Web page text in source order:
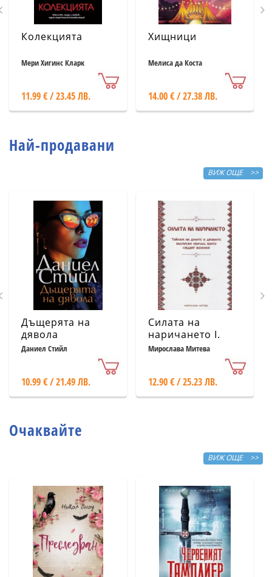
Колекцията
Мери Хигинс Кларк
11.99 € / 23.45 ЛВ.
Хищници
Мелиса да Коста
14.00 € / 27.38 ЛВ.
Най-продавани
ВИЖ ОЩЕ >>
Дъщерята на
дявола
Даниел Стийл
10.99 € / 21.49 ЛВ.
Силата на
наричането І.
Тайната на
български
обичаи, които
Мирослава Митева
12.90 € / 25.23 ЛВ.
Очаквайте
ВИЖ ОЩЕ >>